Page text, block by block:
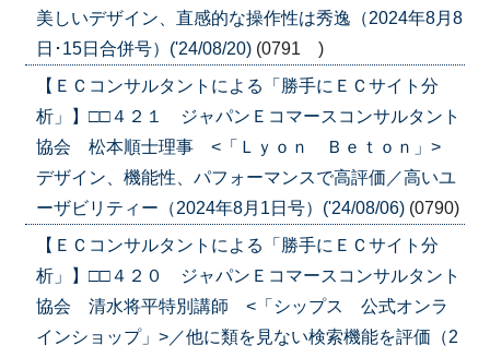
美しいデザイン、直感的な操作性は秀逸（2024年8月8
日･15日合併号）('24/08/20) (0791 )
【ＥＣコンサルタントによる「勝手にＥＣサイト分
析」】□□４２１ ジャパンＥコマースコンサルタント
協会 松本順士理事 <「Ｌｙｏｎ Ｂｅｔｏｎ」>
デザイン、機能性、パフォーマンスで高評価／高いユ
ーザビリティー（2024年8月1日号）('24/08/06) (0790)
【ＥＣコンサルタントによる「勝手にＥＣサイト分
析」】□□４２０ ジャパンＥコマースコンサルタント
協会 清水将平特別講師 <「シップス 公式オンラ
インショップ」>／他に類を見ない検索機能を評価（2